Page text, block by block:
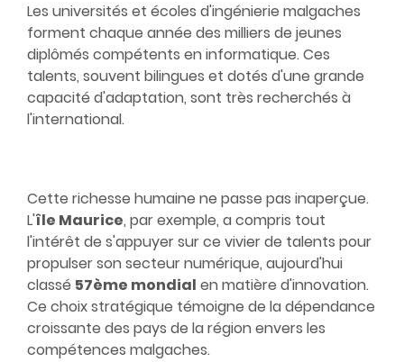
Les universités et écoles d'ingénierie malgaches
forment chaque année des milliers de jeunes
diplômés compétents en informatique. Ces
talents, souvent bilingues et dotés d'une grande
capacité d'adaptation, sont très recherchés à
l'international.
Cette richesse humaine ne passe pas inaperçue.
L'île Maurice, par exemple, a compris tout
l'intérêt de s'appuyer sur ce vivier de talents pour
propulser son secteur numérique, aujourd'hui
classé 57ème mondial en matière d'innovation.
Ce choix stratégique témoigne de la dépendance
croissante des pays de la région envers les
compétences malgaches.